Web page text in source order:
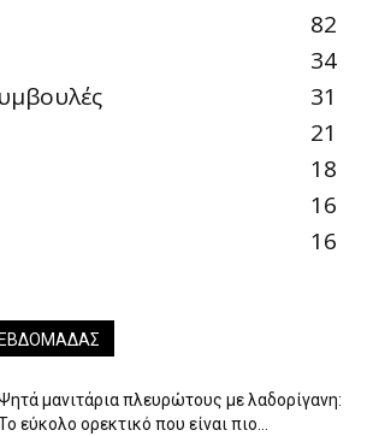
82
34
31
21
18
16
16
μανιτάρια πλευρώτους με λαδορίγανη:
εύκολο ορεκτικό που είναι πιο...